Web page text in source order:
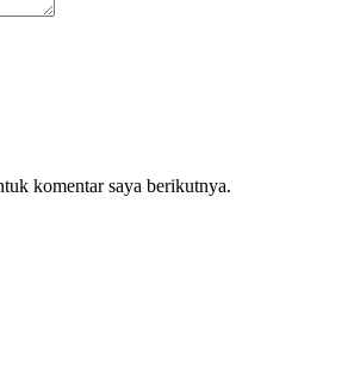
komentar saya berikutnya.